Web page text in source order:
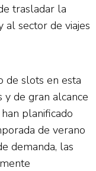
trasladar la
al sector de viajes
de slots en esta
y de gran alcance
planificado
de verano
demanda, las